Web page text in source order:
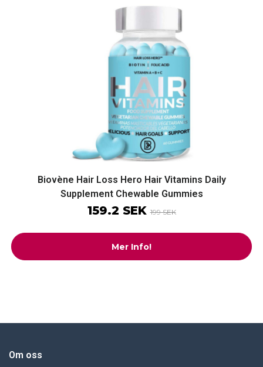
Biovène Hair Loss Hero Hair Vitamins Daily
Supplement Chewable Gummies
159.2 SEK199 SEK
Mer Info!
Om oss